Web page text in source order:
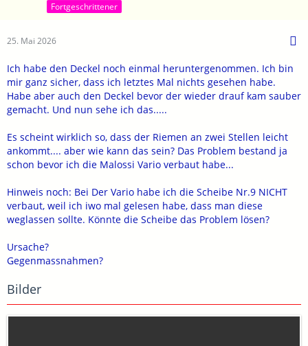
Fortgeschrittener
25. Mai 2026
Ich habe den Deckel noch einmal heruntergenommen. Ich bin
mir ganz sicher, dass ich letztes Mal nichts gesehen habe.
Habe aber auch den Deckel bevor der wieder drauf kam sauber
gemacht. Und nun sehe ich das.....
Es scheint wirklich so, dass der Riemen an zwei Stellen leicht
ankommt.... aber wie kann das sein? Das Problem bestand ja
schon bevor ich die Malossi Vario verbaut habe...
Hinweis noch: Bei Der Vario habe ich die Scheibe Nr.9 NICHT
verbaut, weil ich iwo mal gelesen habe, dass man diese
weglassen sollte. Könnte die Scheibe das Problem lösen?
Ursache?
Gegenmassnahmen?
Bilder